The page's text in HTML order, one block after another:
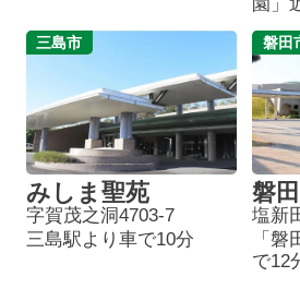
三島市
みしま聖苑
字賀茂之洞4703-7
三島駅より車で10分
磐田
磐
塩新
「
で12